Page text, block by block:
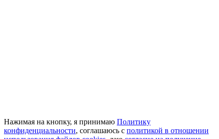
Нажимая на кнопку, я принимаю Политику
конфиденциальности, соглашаюсь с политикой в отношении